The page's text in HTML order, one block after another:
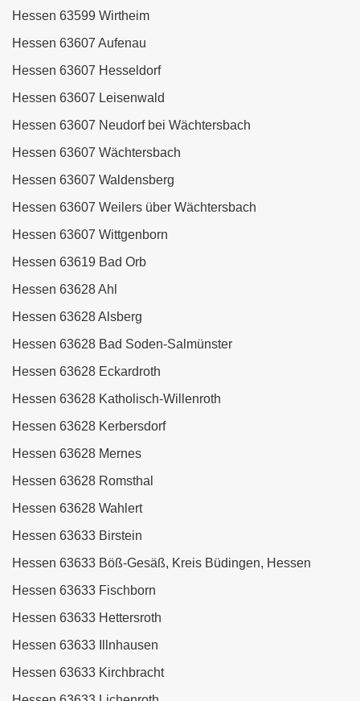
Hessen 63599 Wirtheim
Hessen 63607 Aufenau
Hessen 63607 Hesseldorf
Hessen 63607 Leisenwald
Hessen 63607 Neudorf bei Wächtersbach
Hessen 63607 Wächtersbach
Hessen 63607 Waldensberg
Hessen 63607 Weilers über Wächtersbach
Hessen 63607 Wittgenborn
Hessen 63619 Bad Orb
Hessen 63628 Ahl
Hessen 63628 Alsberg
Hessen 63628 Bad Soden-Salmünster
Hessen 63628 Eckardroth
Hessen 63628 Katholisch-Willenroth
Hessen 63628 Kerbersdorf
Hessen 63628 Mernes
Hessen 63628 Romsthal
Hessen 63628 Wahlert
Hessen 63633 Birstein
Hessen 63633 Böß-Gesäß, Kreis Büdingen, Hessen
Hessen 63633 Fischborn
Hessen 63633 Hettersroth
Hessen 63633 Illnhausen
Hessen 63633 Kirchbracht